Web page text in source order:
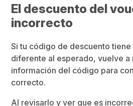
El descuento del
incorrecto
Si tu código de descuento tiene
diferente al esperado, vuelve a
información del código para
correcto.
Al revisarlo y ver que es